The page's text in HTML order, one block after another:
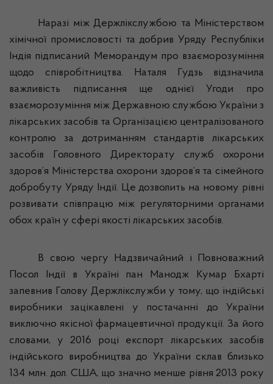
Наразі міжДержлікслужбою та Міністерством
хімічної промисловості та добрив Уряду Республіки
Індія підписаний Меморандум про взаєморозуміння
щодо співробітництва. Наталя Гудзь відзначила
важливість підписання ще однієї Угоди про
взаєморозуміння між Державною службою України з
лікарських засобів та Організацією централізованого
контролю за дотриманням стандартів лікарських
засобів Головного Директорату служб охорони
здоров’я Міністерства охорони здоров’я та сімейного
добробуту Уряду Індії. Це дозволить на новому рівні
розвивати співпрацю між регуляторними органами
обох країн у сфері якості лікарських засобів.
В свою чергу Надзвичайний i Повноважний
Посол Індії в Україні пан Манодж Кумар
Бхарті
запевнив Голову Держлікслужби у тому, що індійські
виробники зацікавлені у постачанні до України
виключно якісної фармацевтичної продукції. За його
словами, у 2016 році експорт лікарських засобів
індійського виробництва до України склав близько
134 млн. дол. США, що значно менше рівня 2013 року